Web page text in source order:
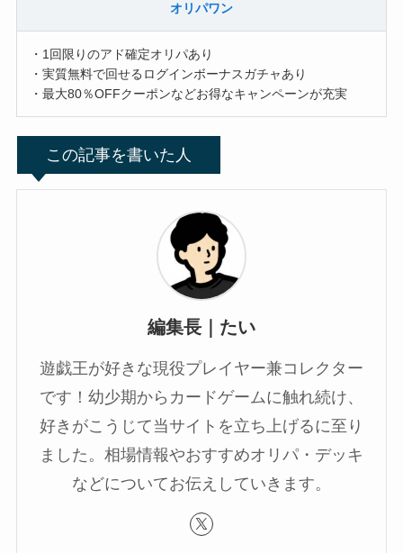
オリパワン
・1回限りのアド確定オリパあり
・実質無料で回せるログインボーナスガチャあり
・最大80％OFFクーポンなどお得なキャンペーンが充実
編集長｜たい
遊戯王が好きな現役プレイヤー兼コレクター
です！幼少期からカードゲームに触れ続け、
好きがこうじて当サイトを立ち上げるに至り
ました。相場情報やおすすめオリパ・デッキ
などについてお伝えしていきます。